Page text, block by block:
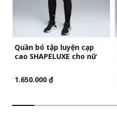
Quần bó tập luyện cạp
cao SHAPELUXE cho nữ
1.650.000 ₫